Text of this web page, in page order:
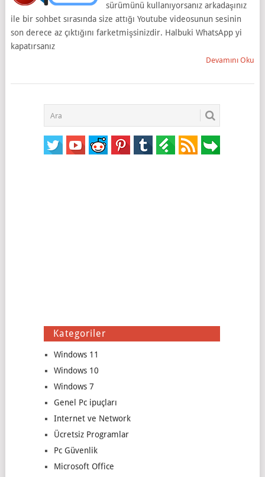
sürümünü kullanıyorsanız arkadaşınız
ile bir sohbet sırasında size attığı Youtube videosunun sesinin
son derece az çıktığını farketmişsinizdir. Halbuki WhatsApp yi
kapatırsanız
Devamını Oku
Kategoriler
Windows 11
Windows 10
Windows 7
Genel Pc ipuçları
Internet ve Network
Ücretsiz Programlar
Pc Güvenlik
Microsoft Office